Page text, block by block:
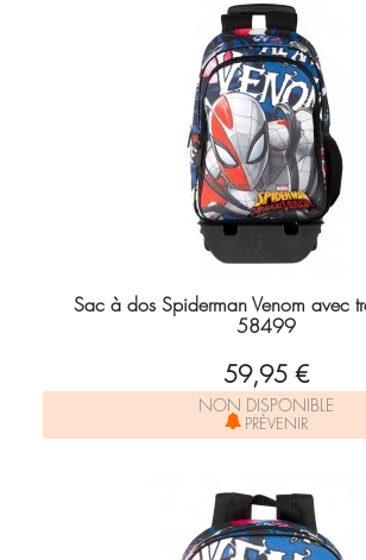
Sac à dos Spiderman Venom avec
58499
59,95 €
NON DISPONIBLE
PRÉVENIR